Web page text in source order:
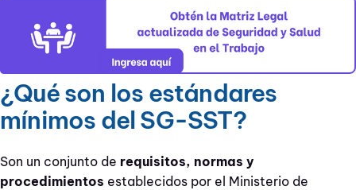
¿Qué son los estándares
mínimos del SG-SST?
Son un conjunto de requisitos, normas y
procedimientos establecidos por el Ministerio de